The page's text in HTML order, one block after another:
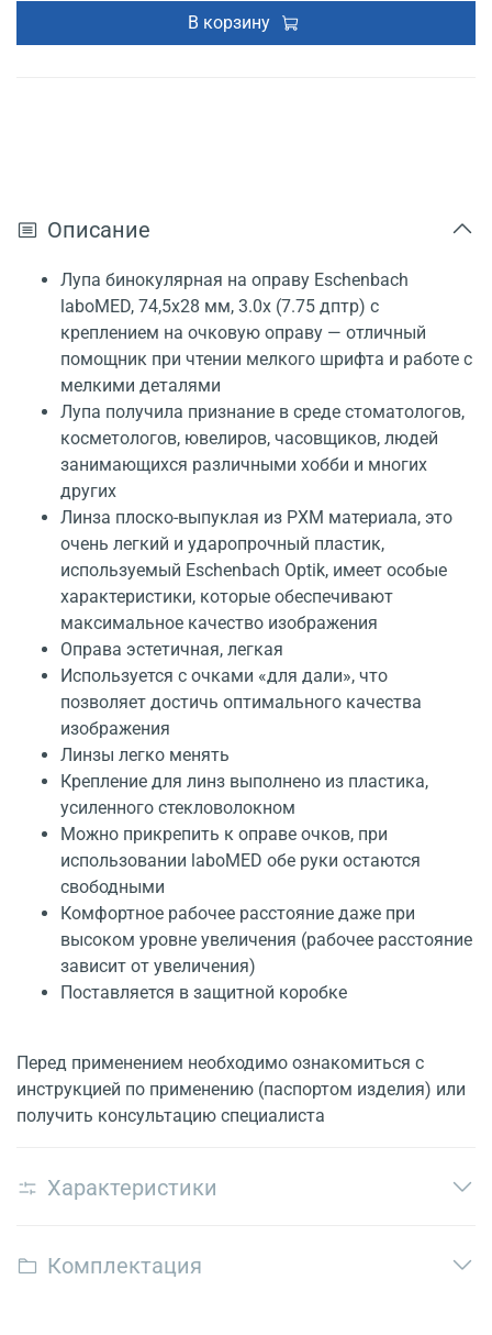
В корзину
Описание
Лупа бинокулярная на оправу Eschenbach
laboMED, 74,5x28 мм, 3.0x (7.75 дптр) с
креплением на очковую оправу — отличный
помощник при чтении мелкого шрифта и работе с
мелкими деталями
Лупа получила признание в среде стоматологов,
косметологов, ювелиров, часовщиков, людей
занимающихся различными хобби и многих
других
Линза плоско-выпуклая из PXM материала, это
очень легкий и ударопрочный пластик,
используемый Eschenbach Optik, имеет особые
характеристики, которые обеспечивают
максимальное качество изображения
Оправа эстетичная, легкая
Используется с очками «для дали», что
позволяет достичь оптимального качества
изображения
Линзы легко менять
Крепление для линз выполнено из пластика,
усиленного стекловолокном
Можно прикрепить к оправе очков, при
использовании laboMED обе руки остаются
свободными
Комфортное рабочее расстояние даже при
высоком уровне увеличения (рабочее расстояние
зависит от увеличения)
Поставляется в защитной коробке
Перед применением необходимо ознакомиться с
инструкцией по применению (паспортом изделия) или
получить консультацию специалиста
Характеристики
Комплектация